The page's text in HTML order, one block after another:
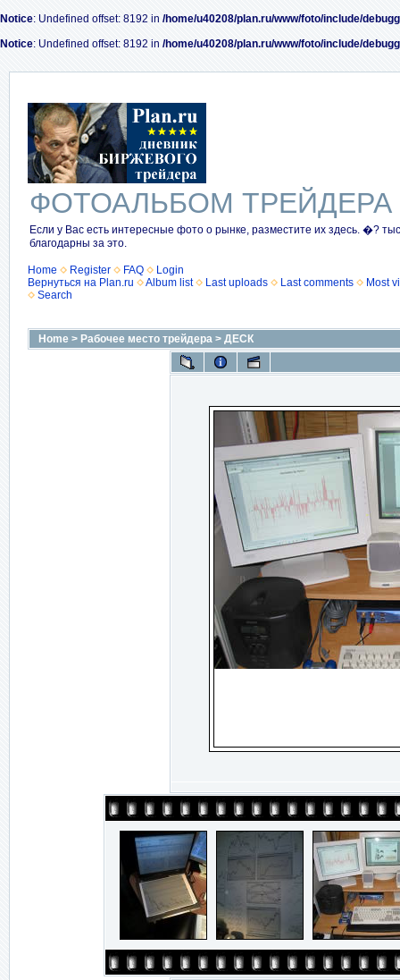
Notice: Undefined offset: 8192 in /home/u40208/plan.ru/www/foto/include/
Notice: Undefined offset: 8192 in /home/u40208/plan.ru/www/foto/include/
ФОТОАЛЬБОМ ТРЕЙДЕРА
Если у Вас есть интересные фото о рынке, разместите их здесь. �?
благодарны за это.
Home Register FAQ
Login
Вернуться на Plan.ru
Album list Last uploads Last comments
Most
Search
Home > Рабочее место трейдера > ДЕСК